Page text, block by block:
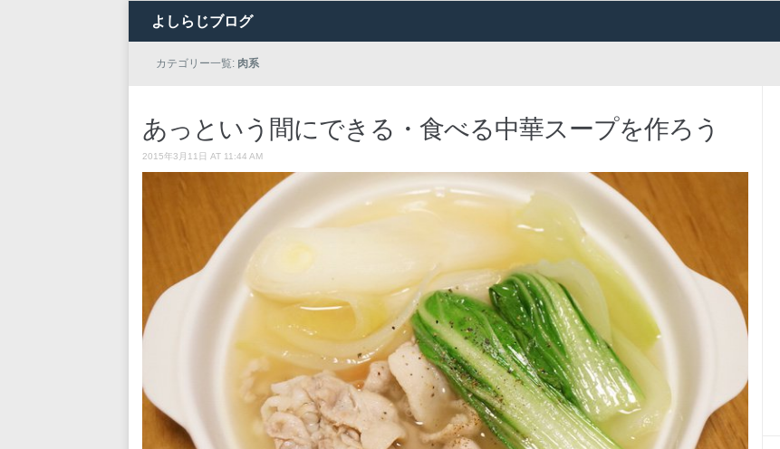
よしらじブログ
カテゴリー一覧: 肉系
あっという間にできる・食べる中華スープを作ろう
2015年3月11日 AT 11:44 AM